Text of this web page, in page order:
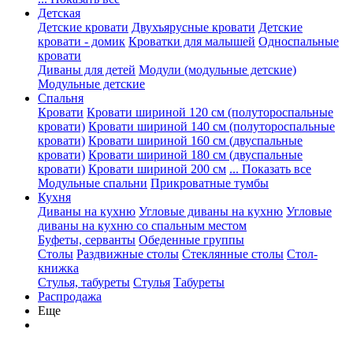
Детская
Детские кровати Двухъярусные кровати Детские
кровати - домик Кроватки для малышей Односпальные
кровати
Диваны для детей Модули (модульные детские)
Модульные детские
Спальня
Кровати Кровати шириной 120 см (полутороспальные
кровати) Кровати шириной 140 см (полутороспальные
кровати) Кровати шириной 160 см (двуспальные
кровати) Кровати шириной 180 см (двуспальные
кровати) Кровати шириной 200 см ... Показать все
Модульные спальни Прикроватные тумбы
Кухня
Диваны на кухню Угловые диваны на кухню Угловые
диваны на кухню со спальным местом
Буфеты, серванты Обеденные группы
Столы Раздвижные столы Стеклянные столы Стол-
книжка
Стулья, табуреты Стулья Табуреты
Распродажа
Еще